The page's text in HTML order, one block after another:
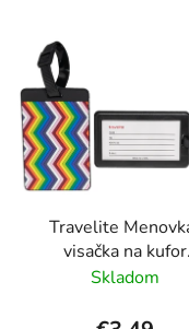
Travelite
visačka na kufor
Multicolor Waves
Skladom